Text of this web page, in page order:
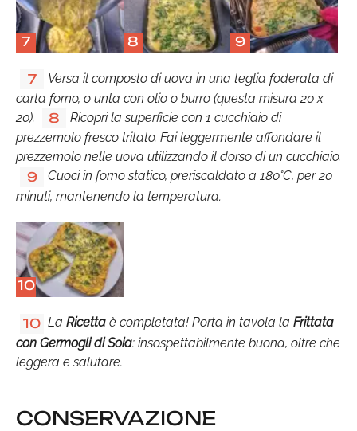
7 8 9
7
Versa il composto di uova in una teglia foderata di
carta forno, o unta con olio o burro (questa misura 20 x
20).
8
Ricopri la superficie con 1 cucchiaio di
prezzemolo fresco tritato. Fai leggermente affondare il
prezzemolo nelle uova utilizzando il dorso di un cucchiaio.
9
Cuoci in forno statico, preriscaldato a 180°C, per 20
minuti, mantenendo la temperatura.
10
10 La Ricetta è completata! Porta in tavola la Frittata
con Germogli di Soia: insospettabilmente buona, oltre che
leggera e salutare.
CONSERVAZIONE